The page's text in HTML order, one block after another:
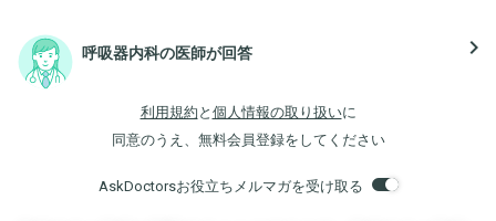
呼吸器内科の医師が回答 navigate_next
利用規約 と 個人情報の取り扱いに
同意のうえ、無料会員登録をしてください
AskDoctorsお役立ちメルマガを受け取る